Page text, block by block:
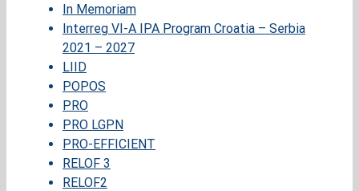
In Memoriam
Interreg VI-A IPA Program Croatia – Serbia
2021 – 2027
LIID
POPOS
PRO
PRO LGPN
PRO-EFFICIENT
RELOF 3
RELOF2